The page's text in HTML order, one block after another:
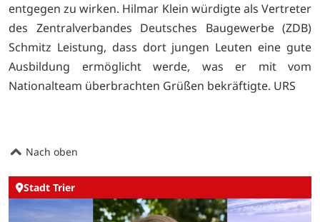
entgegen zu wirken. Hilmar Klein würdigte als Vertreter
des Zentralverbandes Deutsches Baugewerbe (ZDB)
Schmitz Leistung, dass dort jungen Leuten eine gute
Ausbildung ermöglicht werde, was er mit vom
Nationalteam überbrachten Grüßen bekräftigte. URS
Nach oben
Stadt Trier